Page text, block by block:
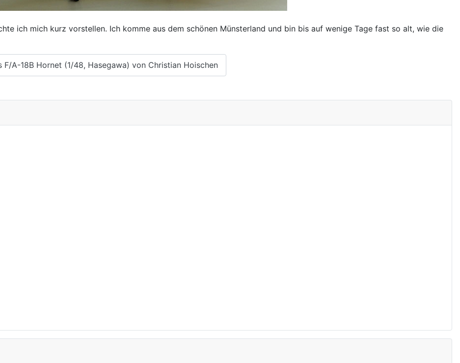
ich mich kurz vorstellen. Ich komme aus dem schönen Münsterland und bin bis auf wenige Tage fast so alt, wie die
A-18B Hornet (1/48, Hasegawa) von Christian Hoischen